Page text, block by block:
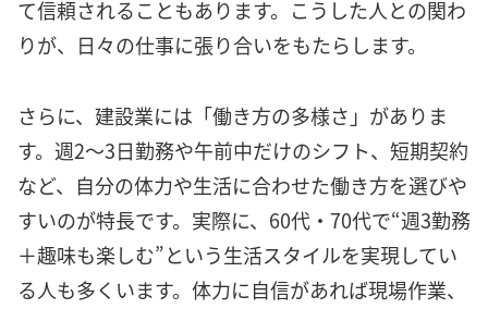
て信頼されることもあります。こうした人との関わ
りが、日々の仕事に張り合いをもたらします。
さらに、建設業には「働き方の多様さ」がありま
す。週2〜3日勤務や午前中だけのシフト、短期契約
など、自分の体力や生活に合わせた働き方を選びや
すいのが特長です。実際に、60代・70代で“週3勤務
＋趣味も楽しむ”という生活スタイルを実現してい
る人も多くいます。体力に自信があれば現場作業、